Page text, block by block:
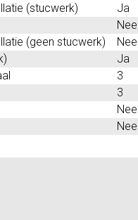
(stucwerk)
Ja
Nee
(geen stucwerk)
Nee
Ja
3
3
Nee
Nee